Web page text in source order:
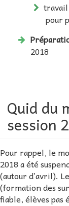
travail
pour
2018
Quid du
session
Pour rappel, le
2018 a été
(autour d’avril).
(formation des
fiable, élèves pas